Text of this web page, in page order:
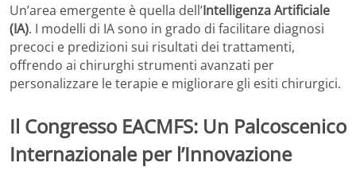
Un’area emergente è quella dell’Intelligenza Artificiale
(IA). I modelli di IA sono in grado di facilitare diagnosi
precoci e predizioni sui risultati dei trattamenti,
offrendo ai chirurghi strumenti avanzati per
personalizzare le terapie e migliorare gli esiti chirurgici.
Il Congresso EACMFS: Un Palcoscenico
Internazionale per l’Innovazione